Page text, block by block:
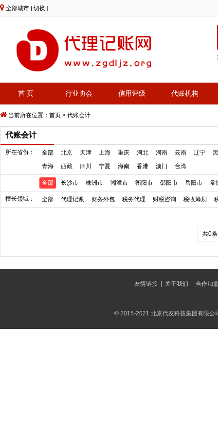
全部城市 [ 切换 ]
首 页 行业协会 信用评级 代账机构
当前所在位置： 首页 > 代账会计
代账会计
所在省份： 全部 北京 天津 上海 重庆 河北 河南 云南 辽宁
青海
西藏 四川 宁夏 海南 香港 澳门 台湾
全部 长沙市 株洲市 湘潭市 衡阳市 邵阳市 岳阳市 常
擅长领域： 全部 代理记账 财务外包 税务代理 财税咨询 税收筹划
共0条
友情链接| 关于我们 合作加
© 2015-2021 北京代友科技集团有限